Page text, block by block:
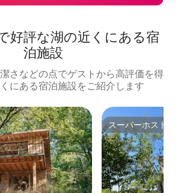
好評な湖の近くにある宿
泊施設
さなどの点でゲストから高評価を得
にある宿泊施設をご紹介します
スーパーホスト
スーパーホスト